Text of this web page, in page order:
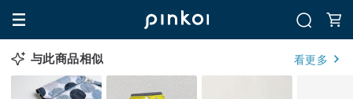
与此商品相似 看更多